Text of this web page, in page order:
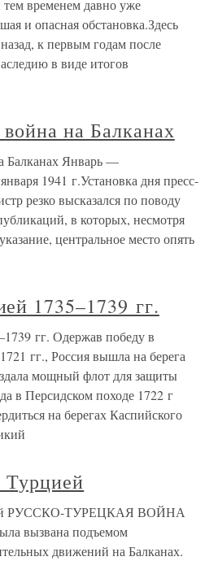
временем давно уже
и опасная обстановка.Здесь
к первым годам после
в виде итогов
на Балканах
Балканах Январь —
1941 г.Установка дня пресс-
резко высказался по поводу
в которых, несмотря
центральное место опять
1735–1739 гг.
гг. Одержав победу в
гг., Россия вышла на берега
мощный флот для защиты
в Персидском походе 1722 г
на берегах Каспийского
Турцией
РУССКО-ТУРЕЦКАЯ ВОЙНА
вызвана подъемом
движений на Балканах.